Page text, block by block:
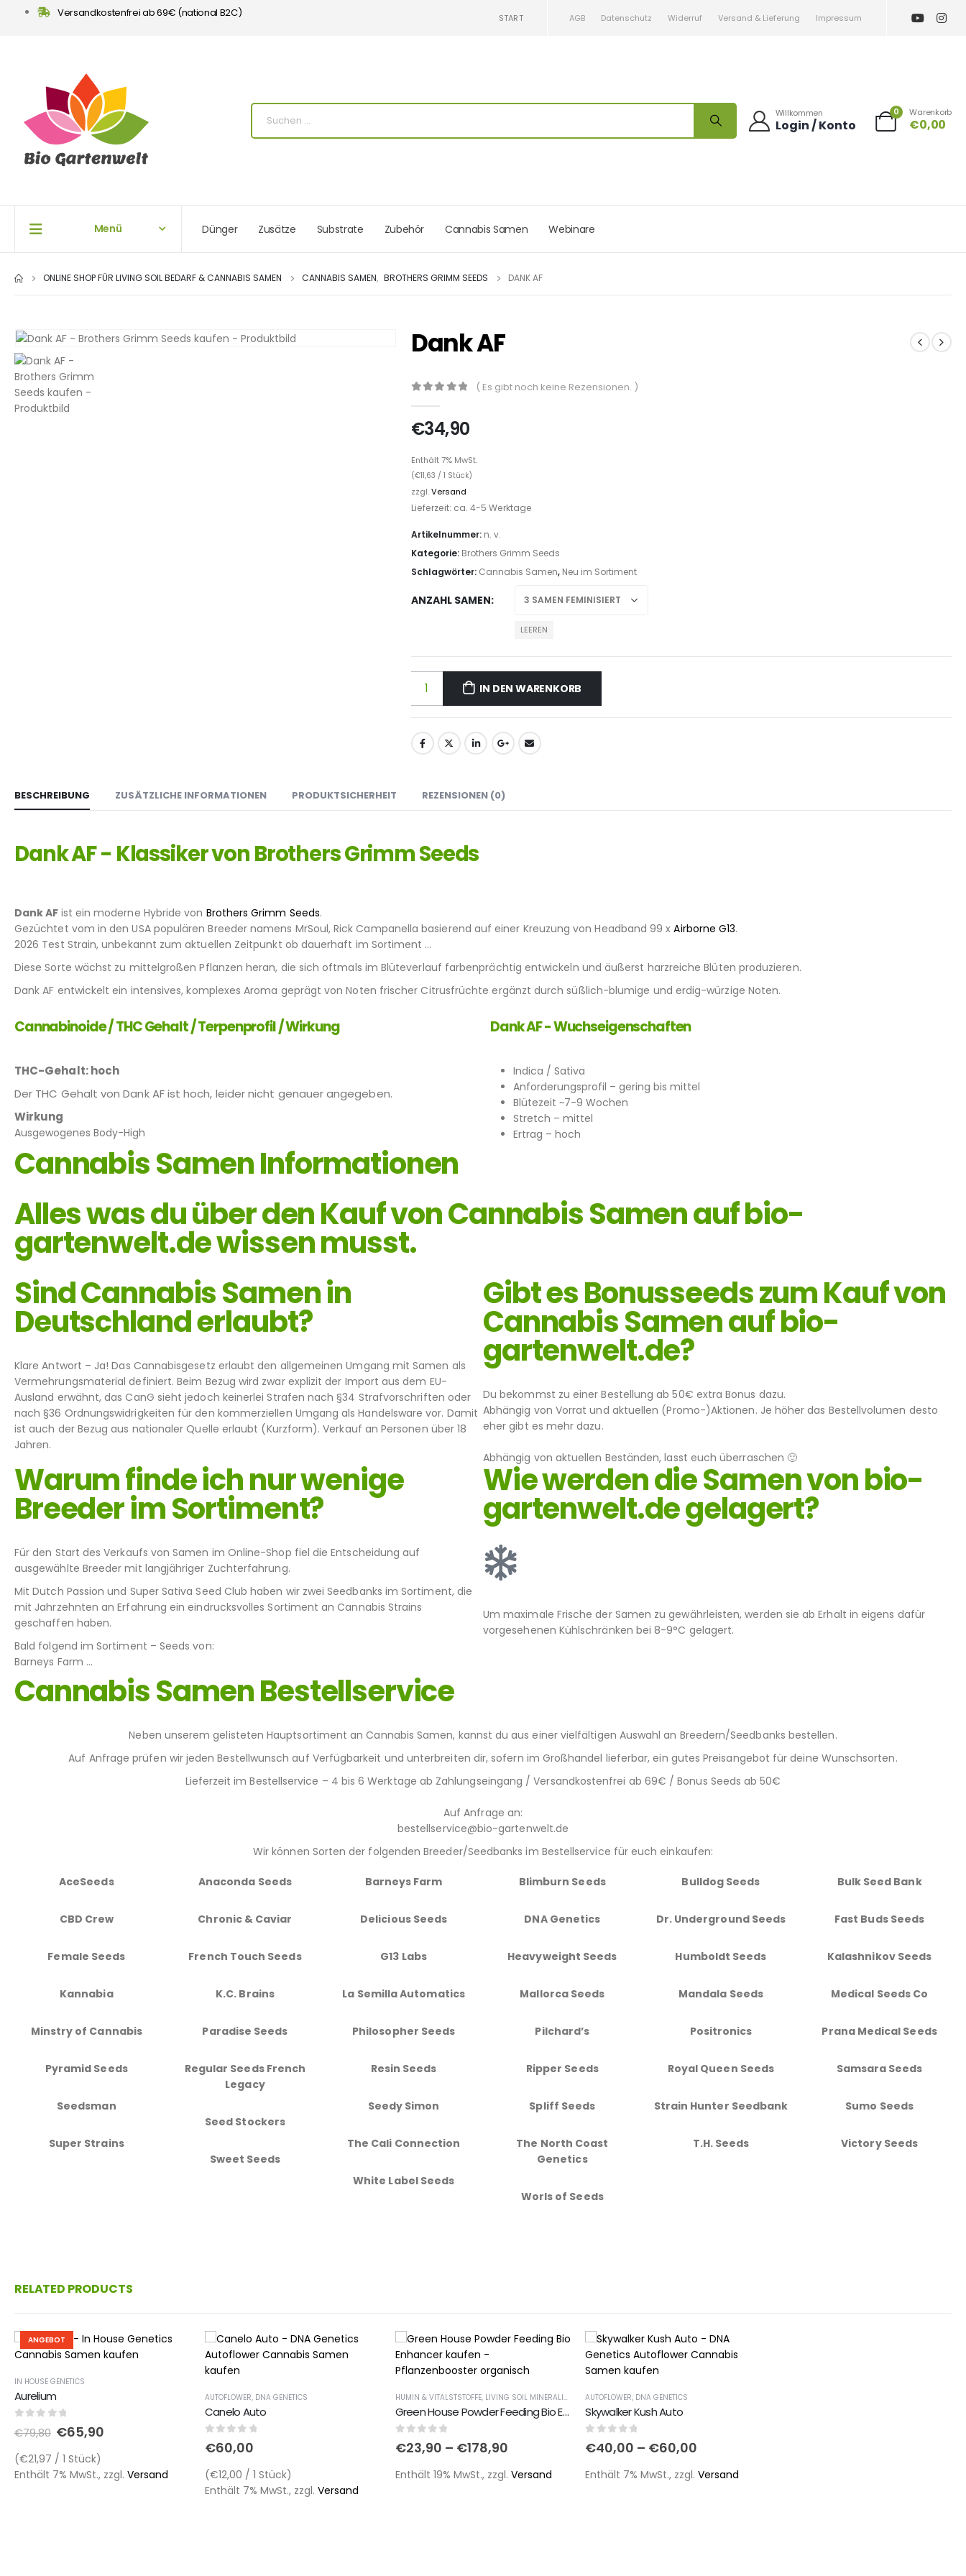
Versandkostenfrei ab 69€ (national B2C) START AGB Datenschutz Widerruf Versand & Lieferung Impressum
Willkommen
Login / Konto
0 Warenkorb
€0,00
Menü Dünger Zusätze Substrate Zubehör Cannabis Samen Webinare
ONLINE SHOP FÜR LIVING SOIL BEDARF & CANNABIS SAMEN CANNABIS SAMEN, BROTHERS GRIMM SEEDS DANK AF
Dank AF
( Es gibt noch keine Rezensionen. )
€34,90
Enthält 7% MwSt.
(€11,63 / 1 Stück)
zzgl.Versand
Lieferzeit: ca. 4-5 Werktage
Artikelnummer: n. v.
Kategorie: Brothers Grimm Seeds
Schlagwörter: Cannabis Samen, Neu im Sortiment
ANZAHL SAMEN
LEEREN
IN DEN WARENKORB
BESCHREIBUNG ZUSÄTZLICHE INFORMATIONEN PRODUKTSICHERHEIT REZENSIONEN (0)
Dank AF - Klassiker von Brothers Grimm Seeds
Dank AF ist ein moderne Hybride von Brothers Grimm Seeds.
Gezüchtet vom in den USA populären Breeder namens MrSoul, Rick Campanella basierend auf einer Kreuzung von Headband 99 xAirborne G13.
2026 Test Strain, unbekannt zum aktuellen Zeitpunkt ob dauerhaft im Sortiment …
Diese Sorte wächst zu mittelgroßen Pflanzen heran, die sich oftmals im Blüteverlauf farbenprächtig entwickeln und äußerst harzreiche Blüten produzieren.
Dank AF entwickelt ein intensives, komplexes Aroma geprägt von Noten frischer Citrusfrüchte ergänzt durch süßlich-blumige und erdig-würzige Noten.
Cannabinoide / THC Gehalt / Terpenprofil / Wirkung
THC-Gehalt: hoch
Der THC Gehalt von Dank AF ist hoch, leider nicht genauer angegeben.
Wirkung
Ausgewogenes Body-High
Dank AF - Wuchseigenschaften
Indica / Sativa
Anforderungsprofil – gering bis mittel
Blütezeit ~7-9 Wochen
Stretch – mittel
Ertrag – hoch
Cannabis Samen Informationen
Alles was du über den Kauf von Cannabis Samen auf bio-
gartenwelt.de wissen musst.
Sind Cannabis Samen in
Deutschland erlaubt?
Klare Antwort – Ja! Das Cannabisgesetz erlaubt den allgemeinen Umgang mit Samen als
Vermehrungsmaterial definiert. Beim Bezug wird zwar explizit der Import aus dem EU-
Ausland erwähnt, das CanG sieht jedoch keinerlei Strafen nach §34 Strafvorschriften oder
nach §36 Ordnungswidrigkeiten für den kommerziellen Umgang als Handelsware vor. Damit
ist auch der Bezug aus nationaler Quelle erlaubt (Kurzform). Verkauf an Personen über 18
Jahren.
Gibt es Bonusseeds zum Kauf von
Cannabis Samen auf bio-
gartenwelt.de?
Du bekommst zu einer Bestellung ab 50€ extra Bonus dazu.
Abhängig von Vorrat und aktuellen (Promo-)Aktionen. Je höher das Bestellvolumen desto
eher gibt es mehr dazu.
Abhängig von aktuellen Beständen, lasst euch überraschen 🙂
Warum finde ich nur wenige
Breeder im Sortiment?
Für den Start des Verkaufs von Samen im Online-Shop fiel die Entscheidung auf
ausgewählte Breeder mit langjähriger Zuchterfahrung.
Mit Dutch Passion und Super Sativa Seed Club haben wir zwei Seedbanks im Sortiment, die
mit Jahrzehnten an Erfahrung ein eindrucksvolles Sortiment an Cannabis Strains
geschaffen haben.
Bald folgend im Sortiment – Seeds von:
Barneys Farm …
Wie werden die Samen von bio-
gartenwelt.de gelagert?
Um maximale Frische der Samen zu gewährleisten, werden sie ab Erhalt in eigens dafür
vorgesehenen Kühlschränken bei 8-9°C gelagert.
Cannabis Samen Bestellservice
Neben unserem gelisteten Hauptsortiment an Cannabis Samen, kannst du aus einer vielfältigen Auswahl an Breedern/Seedbanks bestellen.
Auf Anfrage prüfen wir jeden Bestellwunsch auf Verfügbarkeit und unterbreiten dir, sofern im Großhandel lieferbar, ein gutes Preisangebot für deine Wunschsorten.
Lieferzeit im Bestellservice – 4 bis 6 Werktage ab Zahlungseingang / Versandkostenfrei ab 69€ / Bonus Seeds ab 50€
Auf Anfrage an:
bestellservice@bio-gartenwelt.de
Wir können Sorten der folgenden Breeder/Seedbanks im Bestellservice für euch einkaufen:
AceSeeds
CBD Crew
Female Seeds
Kannabia
Minstry of Cannabis
Pyramid Seeds
Seedsman
Super Strains
Anaconda Seeds
Chronic & Caviar
French Touch Seeds
K.C. Brains
Paradise Seeds
Regular Seeds French
Legacy
Seed Stockers
Sweet Seeds
Barneys Farm
Delicious Seeds
G13 Labs
La Semilla Automatics
Philosopher Seeds
Resin Seeds
Seedy Simon
The Cali Connection
White Label Seeds
Blimburn Seeds
DNA Genetics
Heavyweight Seeds
Mallorca Seeds
Pilchard’s
Ripper Seeds
Spliff Seeds
The North Coast
Genetics
Worls of Seeds
Bulldog Seeds
Dr. Underground Seeds
Humboldt Seeds
Mandala Seeds
Positronics
Royal Queen Seeds
Strain Hunter Seedbank
T.H. Seeds
Bulk Seed Bank
Fast Buds Seeds
Kalashnikov Seeds
Medical Seeds Co
Prana Medical Seeds
Samsara Seeds
Sumo Seeds
Victory Seeds
RELATED PRODUCTS
ANGEBOT
IN HOUSE GENETICS
Aurelium
out of 5
€79,80 €65,90
(€21,97 / 1 Stück)
Enthält 7% MwSt., zzgl. Versand
AUTOFLOWER, DNA GENETICS
Canelo Auto
out of 5
€60,00
(€12,00 / 1 Stück)
Enthält 7% MwSt., zzgl. Versand
HUMIN & VITALSTSTOFFE, LIVING SOIL MINERALIEN & CO BASIC MISCHUNGEN
Green House Powder Feeding Bio Enhancer
out of 5
€23,90 – €178,90
Enthält 19% MwSt., zzgl. Versand
AUTOFLOWER, DNA GENETICS
Skywalker Kush Auto
out of 5
€40,00 – €60,00
Enthält 7% MwSt., zzgl.Versand